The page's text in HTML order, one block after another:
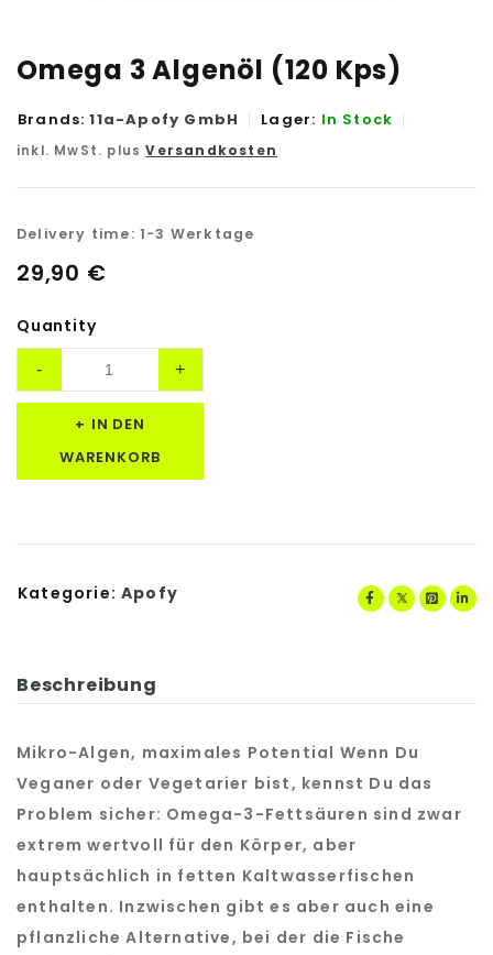
Omega 3 Algenöl (120 Kps)
Brands: 11a-Apofy GmbH Lager: In Stock
inkl. MwSt. plusVersandkosten
Delivery time: 1-3 Werktage
29,90 €
Quantity
IN DEN
WARENKORB
Kategorie: Apofy
Beschreibung
Mikro-Algen, maximales Potential Wenn Du
Veganer oder Vegetarier bist, kennst Du das
Problem sicher: Omega-3-Fettsäuren sind zwar
extrem wertvoll für den Körper, aber
hauptsächlich in fetten Kaltwasserfischen
enthalten. Inzwischen gibt es aber auch eine
pflanzliche Alternative, bei der die Fische